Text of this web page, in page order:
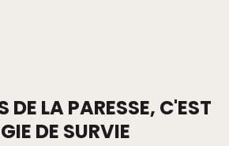
DE LA PARESSE, C'EST
DE SURVIE